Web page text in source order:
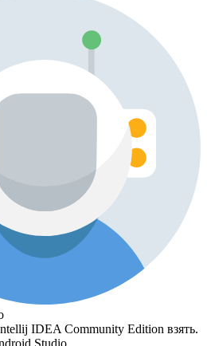
IDEA Community Edition взять.